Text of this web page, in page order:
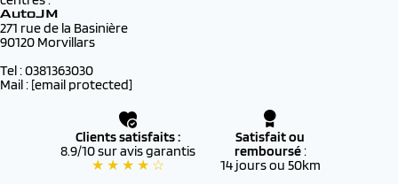
AutoJM
271 rue de la Basinière
90120 Morvillars
Tel : 0381363030
Mail : [email protected]
Clients satisfaits :
8.9/10 sur avis garantis
★ ★ ★ ★ ☆
Satisfait ou
remboursé:
14 jours ou 50km